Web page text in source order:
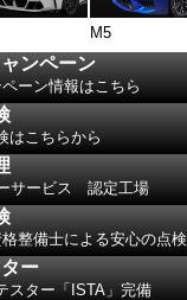
M5
ンペーン
ーン情報はこちら
はこちらから
サービス 認定工場
整備士による安心の点検
ー
スター「ISTA」完備